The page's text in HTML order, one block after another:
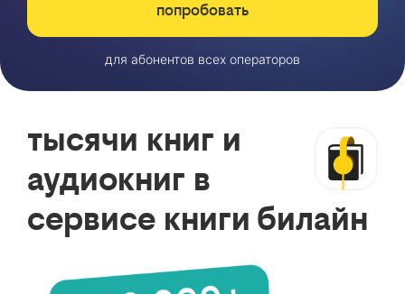
попробовать
для абонентов всех операторов
тысячи книг и
аудиокниг в
сервисе книги билайн